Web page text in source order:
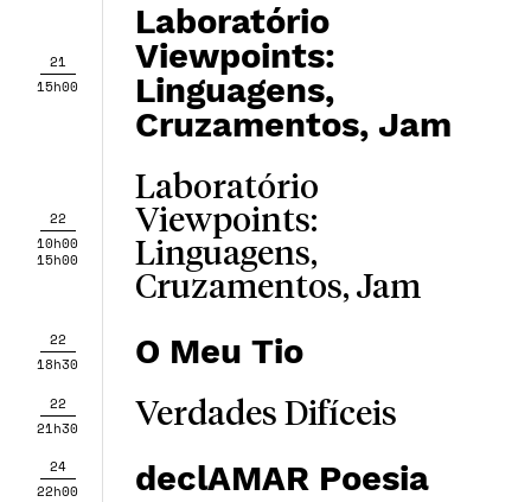
21
15h00
Laboratório
Viewpoints:
Linguagens,
Cruzamentos, Jam
22
10h00
15h00
Laboratório
Viewpoints:
Linguagens,
Cruzamentos, Jam
22
18h30
O Meu Tio
22
21h30
Verdades Difíceis
24
22h00
declAMAR Poesia